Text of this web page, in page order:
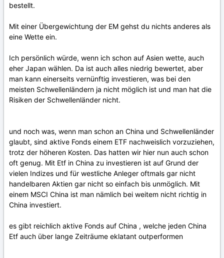
bestellt.
Mit einer Übergewichtung der EM gehst du nichts anderes als
eine Wette ein.
Ich persönlich würde, wenn ich schon auf Asien wette, auch
eher Japan wählen. Da ist auch alles niedrig bewertet, aber
man kann einerseits vernünftig investieren, was bei den
meisten Schwellenländern ja nicht möglich ist und man hat die
Risiken der Schwellenländer nicht.
und noch was, wenn man schon an China und Schwellenländer
glaubt, sind aktive Fonds einem ETF nachweislich vorzuziehen,
trotz der höheren Kosten. Das hatten wir hier nun auch schon
oft genug. Mit Etf in China zu investieren ist auf Grund der
vielen Indizes und für westliche Anleger oftmals gar nicht
handelbaren Aktien gar nicht so einfach bis unmöglich. Mit
einem MSCI China ist man nämlich bei weitem nicht richtig in
China investiert.
es gibt reichlich aktive Fonds auf China , welche jeden China
Etf auch über lange Zeiträume eklatant outperformen